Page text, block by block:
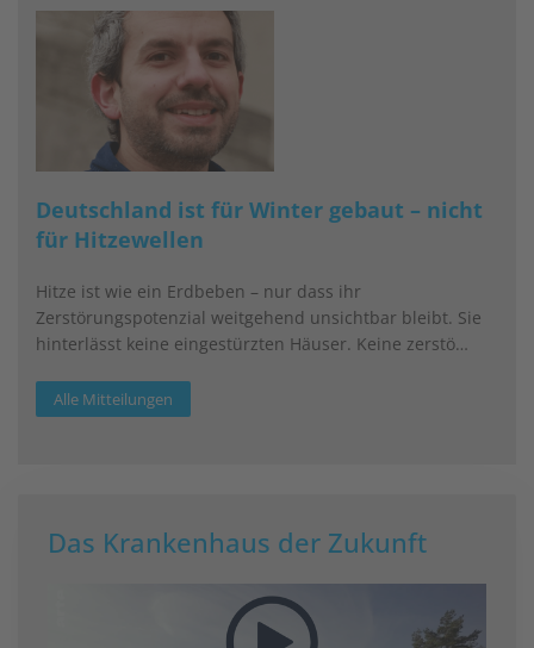
Deutschland ist für Winter gebaut – nicht
für Hitzewellen
Hitze ist wie ein Erdbeben – nur dass ihr
Zerstörungspotenzial weitgehend unsichtbar bleibt. Sie
hinterlässt keine eingestürzten Häuser. Keine zerstö…
Alle Mitteilungen
Das Krankenhaus der Zukunft